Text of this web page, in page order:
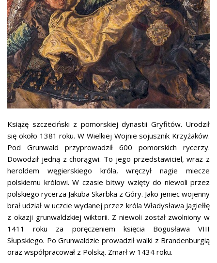
Książę szczeciński z pomorskiej dynastii Gryfitów. Urodził
się około 1381 roku. W Wielkiej Wojnie sojusznik Krzyżaków.
Pod Grunwald przyprowadził 600 pomorskich rycerzy.
Dowodził jedną z chorągwi. To jego przedstawiciel, wraz z
heroldem węgierskiego króla, wręczył nagie miecze
polskiemu królowi. W czasie bitwy wzięty do niewoli przez
polskiego rycerza Jakuba Skarbka z Góry. Jako jeniec wojenny
brał udział w uczcie wydanej przez króla Władysława Jagiełłę
z okazji grunwaldzkiej wiktorii. Z niewoli został zwolniony w
1411 roku za poręczeniem księcia Bogusława VIII
Słupskiego. Po Grunwaldzie prowadził walki z Brandenburgią
oraz współpracował z Polską. Zmarł w 1434 roku.